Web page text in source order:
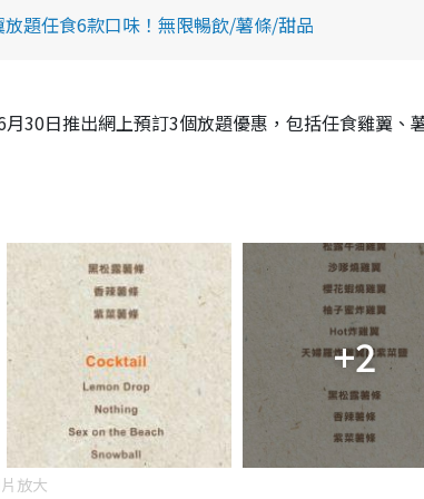
題任食6款口味！無限暢飲/薯條/甜品
30日推出網上預訂3個放題優惠，包括任食雞翼、
+2
放大